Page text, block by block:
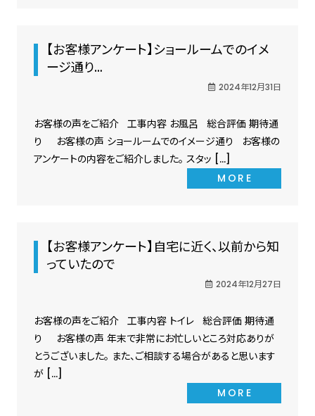
【お客様アンケート】ショールームでのイメ
ージ通り…
2024年12月31日
お客様の声をご紹介 工事内容 お風呂 総合評価 期待通
り お客様の声 ショールームでのイメージ通り お客様の
アンケートの内容をご紹介しました。 スタッ […]
MORE
【お客様アンケート】自宅に近く、以前から知
っていたので
2024年12月27日
お客様の声をご紹介 工事内容 トイレ 総合評価 期待通
り お客様の声 年末で非常にお忙しいところ対応ありが
とうございました。 また、ご相談する場合があると思います
が […]
MORE